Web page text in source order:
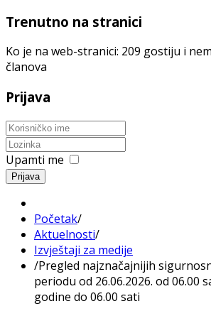
Trenutno na stranici
Ko je na web-stranici: 209 gostiju i
članova
Prijava
Upamti me
Prijava
Početak/
Aktuelnosti/
Izvještaji za medije
/Pregled najznačajnijih
periodu od 26.06.2026. od 06.00
godine do 06.00 sati